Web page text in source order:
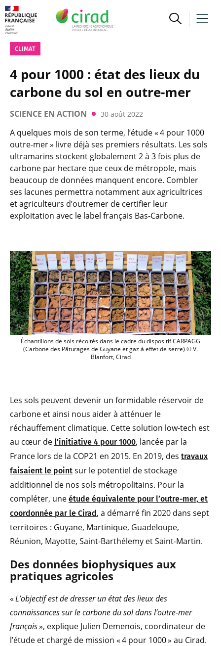
CLIMAT
4 pour 1000 : état des lieux du
carbone du sol en outre-mer
SCIENCE EN ACTION 30 août 2022
A quelques mois de son terme, l’étude « 4 pour 1000
outre-mer » livre déjà ses premiers résultats. Les sols
ultramarins stockent globalement 2 à 3 fois plus de
carbone par hectare que ceux de métropole, mais
beaucoup de données manquent encore. Combler
ses lacunes permettra notamment aux agricultrices
et agriculteurs d’outremer de certifier leur
exploitation avec le label français Bas-Carbone.
Échantillons de sols récoltés dans le
Échantillons de sols récoltés dans le cadre du dispositif CARPAGG
(Carbone des Pâturages de Guyane et gaz à effet de serre) © V.
Blanfort, Cirad
Les sols peuvent devenir un formidable réservoir de
carbone et ainsi nous aider à atténuer le
réchauffement climatique. Cette solution low-tech est
au cœur de l’initiative 4 pour 1000, lancée par la
France lors de la COP21 en 2015. En 2019, des travaux
faisaient le point sur le potentiel de stockage
additionnel de nos sols métropolitains. Pour la
compléter, une étude équivalente pour l’outre-mer, et
coordonnée par le Cirad, a démarré fin 2020 dans sept
territoires : Guyane, Martinique, Guadeloupe,
Réunion, Mayotte, Saint-Barthélemy et Saint-Martin.
Des données biophysiques aux
pratiques agricoles
«L’objectif est de dresser un état des lieux des
connaissances sur le carbone du sol dans l’outre-mer
français», explique Julien Demenois, coordinateur de
l’étude et chargé de mission « 4 pour 1000 » au Cirad.